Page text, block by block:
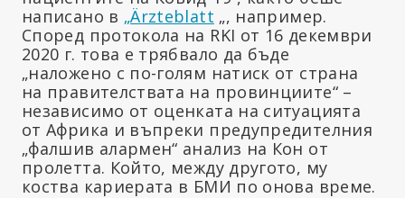
написано в „Ärzteblatt „, например.
Според протокола на RKI от 16 декември
2020 г. това е трябвало да бъде
„наложено с по-голям натиск от страна
на правителствата на провинциите“ –
независимо от оценката на ситуацията
от Африка и въпреки предупредителния
„фалшив алармен“ анализ на Кон от
пролетта. Който, между другото, му
коства кариерата в БМИ по онова време.